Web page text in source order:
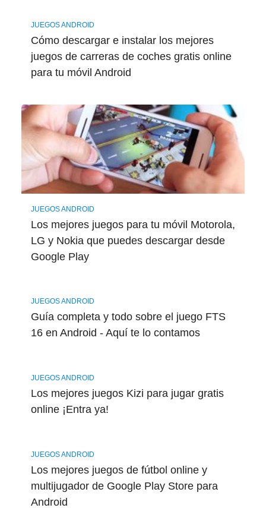
JUEGOS ANDROID
Cómo descargar e instalar los mejores
juegos de carreras de coches gratis online
para tu móvil Android
JUEGOS ANDROID
Los mejores juegos para tu móvil Motorola,
LG y Nokia que puedes descargar desde
Google Play
JUEGOS ANDROID
Guía completa y todo sobre el juego FTS
16 en Android - Aquí te lo contamos
JUEGOS ANDROID
Los mejores juegos Kizi para jugar gratis
online ¡Entra ya!
JUEGOS ANDROID
Los mejores juegos de fútbol online y
multijugador de Google Play Store para
Android